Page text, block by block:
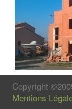
Copyright
Mentions